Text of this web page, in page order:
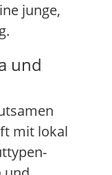
junge,
und
mit lokal